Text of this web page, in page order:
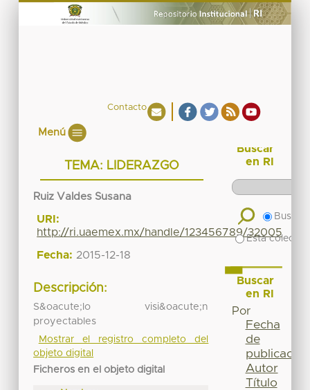
Contacto
Menú
TEMA: LIDERAZGO
Ruiz Valdes Susana
URI:
http://ri.uaemex.mx/handle/123456789/32005
Fecha: 2015-12-18
Descripción:
S&oacute;lo visi&oacute;n
proyectables
Mostrar el registro completo del
objeto digital
Ficheros en el objeto digital
Buscar
en RI
Buscar
Esta
Buscar
en RI
Por
Fecha
de
publicación
Autor
Título